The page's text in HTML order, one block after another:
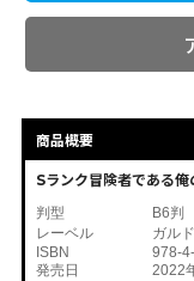
商品概要
Sランク冒険者である
判型
B6判
レーベル
ガル
ISBN
978-
発売日
2022